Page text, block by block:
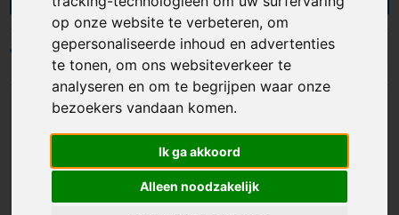
op onze website te verbeteren, om
gepersonaliseerde inhoud en advertenties
te tonen, om ons websiteverkeer te
analyseren en om te begrijpen waar onze
bezoekers vandaan komen.
Ik ga akkoord
Alleen noodzakelijk
kunnen deze artikelen bedrukken met vrijwel
ieder ontwerp dat je in gedachte hebt. Ontdek
snel ons assortiment of lees eerst even verder
voor meer informatie.
Filters